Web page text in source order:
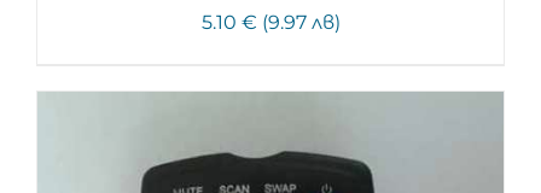
5.10 € (9.97 лв)